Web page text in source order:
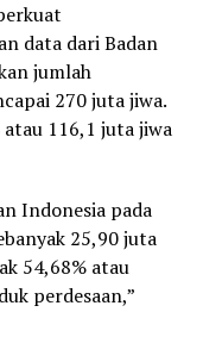
data dari Badan
jumlah
270 juta jiwa.
116,1 juta jiwa
Indonesia pada
25,90 juta
54,68% atau
perdesaan,”